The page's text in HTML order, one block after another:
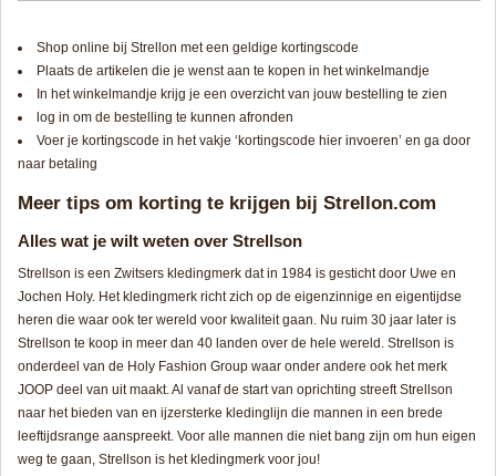
Shop online bij Strellon met een geldige kortingscode
Plaats de artikelen die je wenst aan te kopen in het winkelmandje
In het winkelmandje krijg je een overzicht van jouw bestelling te zien
log in om de bestelling te kunnen afronden
Voer je kortingscode in het vakje ‘kortingscode hier invoeren’ en ga door
naar betaling
Meer tips om korting te krijgen bij Strellon.com
Alles wat je wilt weten over Strellson
Strellson is een Zwitsers kledingmerk dat in 1984 is gesticht door Uwe en
Jochen Holy. Het kledingmerk richt zich op de eigenzinnige en eigentijdse
heren die waar ook ter wereld voor kwaliteit gaan. Nu ruim 30 jaar later is
Strellson te koop in meer dan 40 landen over de hele wereld. Strellson is
onderdeel van de Holy Fashion Group waar onder andere ook het merk
JOOP deel van uit maakt. Al vanaf de start van oprichting streeft Strellson
naar het bieden van en ijzersterke kledinglijn die mannen in een brede
leeftijdsrange aanspreekt. Voor alle mannen die niet bang zijn om hun eigen
weg te gaan, Strellson is het kledingmerk voor jou!